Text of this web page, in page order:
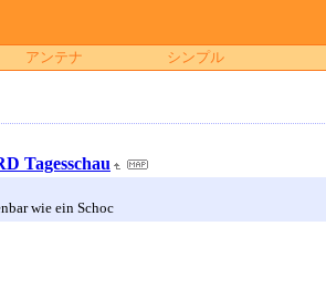
アンテナ シンプル
Tagesschau
wie ein Schoc